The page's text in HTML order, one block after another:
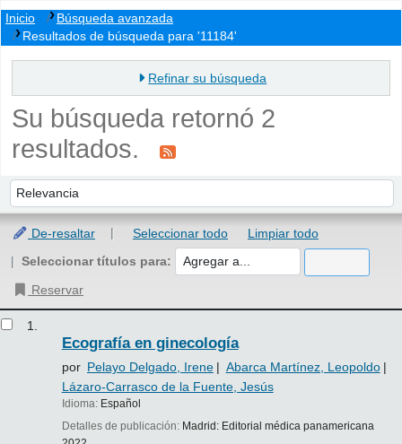
Inicio
Búsqueda avanzada
Resultados de búsqueda para '11184'
Refinar su búsqueda
Su búsqueda retornó 2
resultados.
Ordenar por:
De-resaltar Seleccionar todo
Limpiar todo
Seleccionar títulos para:
Reservar
1.
Ecografía en ginecología
por Pelayo Delgado, Irene
Abarca Martínez, Leopoldo
Lázaro-Carrasco de la Fuente, Jesús
Idioma: Español
Detalles de publicación: Madrid: Editorial médica panamericana